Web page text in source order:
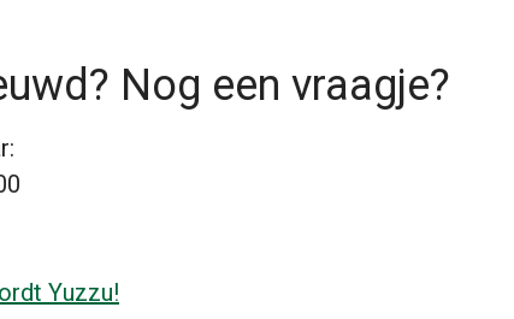
Nog een vraagje?
Yuzzu!